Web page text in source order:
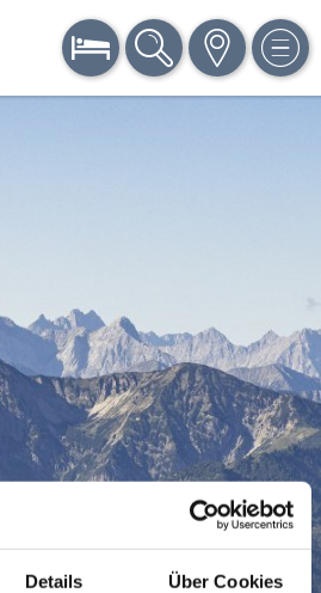
Details Über Cookies
BUCHEN SUCHE KARTE MENÜ